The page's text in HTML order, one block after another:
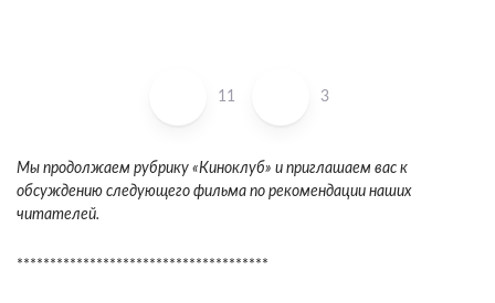
11 3
Мы продолжаем рубрику «Киноклуб» и приглашаем вас к
обсуждению следующего фильма по рекомендации наших
читателей.
**************************************